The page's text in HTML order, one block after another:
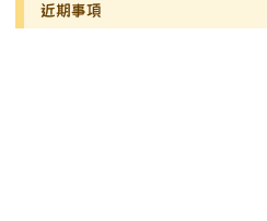
近期事項